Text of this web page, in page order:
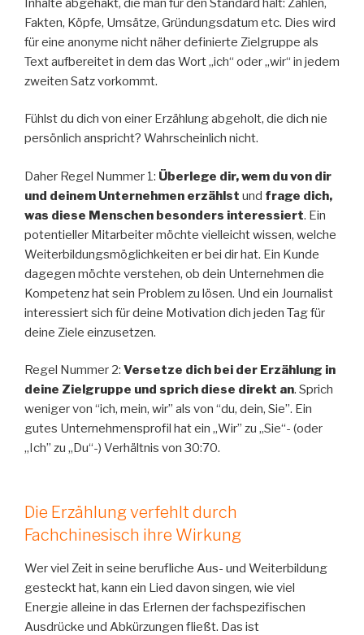
Inhalte abgehakt, die man für den Standard hält: Zahlen,
Fakten, Köpfe, Umsätze, Gründungsdatum etc. Dies wird
für eine anonyme nicht näher definierte Zielgruppe als
Text aufbereitet in dem das Wort „ich“ oder „wir“ in jedem
zweiten Satz vorkommt.
Fühlst du dich von einer Erzählung abgeholt, die dich nie
persönlich anspricht? Wahrscheinlich nicht.
Daher Regel Nummer 1: Überlege dir, wem du von dir
und deinem Unternehmen erzählst und frage dich,
was diese Menschen besonders interessiert. Ein
potentieller Mitarbeiter möchte vielleicht wissen, welche
Weiterbildungsmöglichkeiten er bei dir hat. Ein Kunde
dagegen möchte verstehen, ob dein Unternehmen die
Kompetenz hat sein Problem zu lösen. Und ein Journalist
interessiert sich für deine Motivation dich jeden Tag für
deine Ziele einzusetzen.
Regel Nummer 2: Versetze dich bei der Erzählung in
deine Zielgruppe und sprich diese direkt an. Sprich
weniger von “ich, mein, wir” als von “du, dein, Sie”. Ein
gutes Unternehmensprofil hat ein „Wir” zu „Sie“- (oder
„Ich” zu „Du“-) Verhältnis von 30:70.
Die Erzählung verfehlt durch
Fachchinesisch ihre Wirkung
Wer viel Zeit in seine berufliche Aus- und Weiterbildung
gesteckt hat, kann ein Lied davon singen, wie viel
Energie alleine in das Erlernen der fachspezifischen
Ausdrücke und Abkürzungen fließt. Das ist